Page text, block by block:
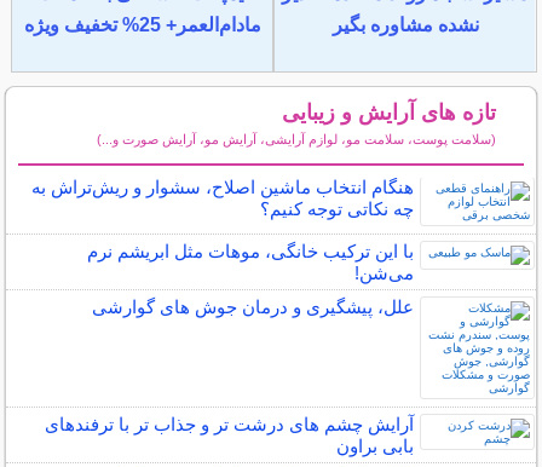
نشده مشاوره بگیر
مادام‌العمر+ 25% تخفیف ویژه
تازه های آرایش و زیبایی
(سلامت پوست، سلامت مو، لوازم آرایشی، آرایش مو، آرایش صورت و...)
هنگام انتخاب ماشین اصلاح، سشوار و ریش‌تراش به
چه نکاتی توجه کنیم؟
با این ترکیب خانگی، موهات مثل ابریشم نرم
می‌شن!
علل، پیشگیری و درمان جوش های گوارشی
آرایش چشم های درشت تر و جذاب تر با ترفندهای
بابی براون